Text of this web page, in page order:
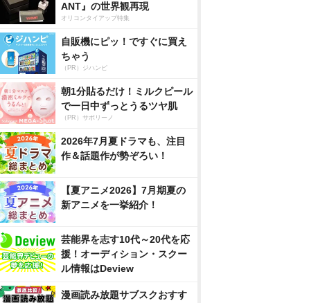
ANT』の世界観再現
オリコンタイアップ特集
自販機にピッ！ですぐに買え
ちゃう
（PR）ジハンピ
朝1分貼るだけ！ミルクピール
で一日中ずっとうるツヤ肌
（PR）サボリーノ
2026年7月夏ドラマも、注目
作＆話題作が勢ぞろい！
【夏アニメ2026】7月期夏の
新アニメを一挙紹介！
芸能界を志す10代～20代を応
援！オーディション・スクー
ル情報はDeview
漫画読み放題サブスクおすす